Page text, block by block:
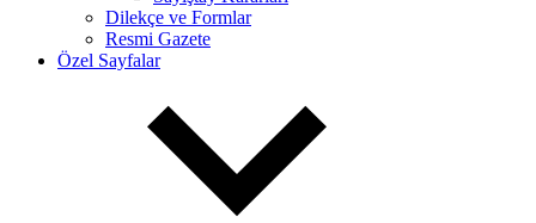
Dilekçe ve Formlar
Resmi Gazete
Özel Sayfalar